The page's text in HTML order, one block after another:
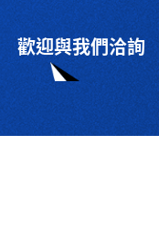
歡迎與我們洽詢